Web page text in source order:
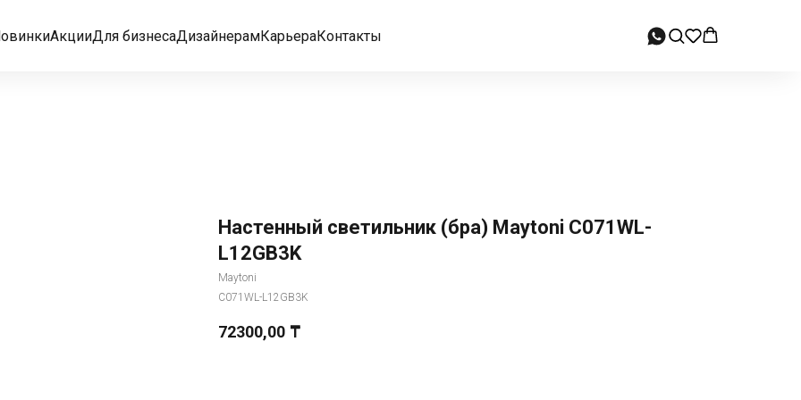
АкцииДля бизнесаДизайнерамКарьераКонтакты
Настенный светильник (бра) Maytoni C071WL-
L12GB3K
Maytoni
C071WL-L12GB3K
72300,00 ₸